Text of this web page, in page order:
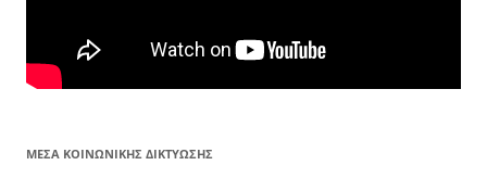
ΜΕΣΑ ΚΟΙΝΩΝΙΚΗΣ ΔΙΚΤΥΩΣΗΣ